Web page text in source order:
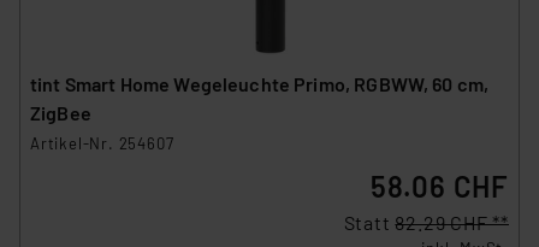
tint Smart Home Wegeleuchte Primo, RGBWW, 60 cm,
ZigBee
Artikel-Nr. 254607
58.06 CHF
Statt82.29 CHF **